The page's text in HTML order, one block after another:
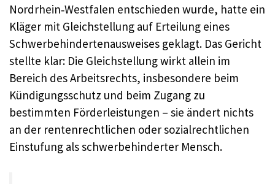
Nordrhein‑Westfalen entschieden wurde, hatte ein
Kläger mit Gleichstellung auf Erteilung eines
Schwerbehindertenausweises geklagt. Das Gericht
stellte klar: Die Gleichstellung wirkt allein im
Bereich des Arbeitsrechts, insbesondere beim
Kündigungsschutz und beim Zugang zu
bestimmten Förderleistungen – sie ändert nichts
an der rentenrechtlichen oder sozialrechtlichen
Einstufung als schwerbehinderter Mensch.